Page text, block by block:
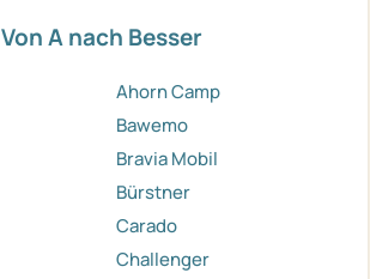
Von A nach Besser
Ahorn Camp
Bawemo
Bravia Mobil
Bürstner
Carado
Challenger